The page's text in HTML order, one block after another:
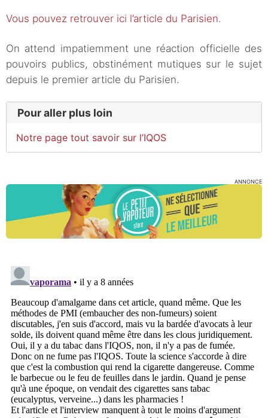
Vous pouvez retrouver ici l’article du Parisien.
On attend impatiemment une réaction officielle des
pouvoirs publics, obstinément mutiques sur le sujet
depuis le premier article du Parisien.
Pour aller plus loin
Notre page tout savoir sur l’IQOS
ANNONCE